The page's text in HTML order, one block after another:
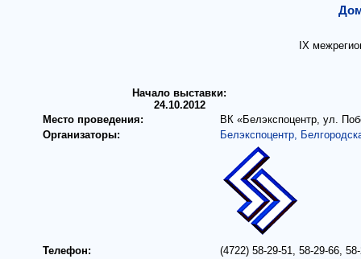
IX
Начало выставки:
24.10.2012
Место проведения:
ВК «Белэкспоцентр, ул.
Организаторы:
Белэкспоцентр,
Телефон:
(4722) 58-29-51, 58-29-66,